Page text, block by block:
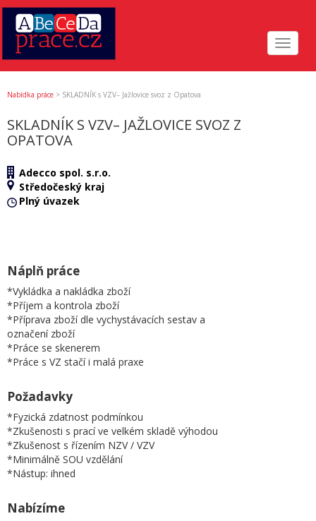
Toggle
Nabídka práce > SKLADNÍK s VZV– Jažlovice svoz z Opatova
SKLADNÍK S VZV– JAŽLOVICE SVOZ Z
OPATOVA
Adecco spol. s.r.o.
Středočeský kraj
Plný úvazek
Náplň práce
*Vykládka a nakládka zboží
*Příjem a kontrola zboží
*Příprava zboží dle vychystávacích sestav a
označení zboží
*Práce se skenerem
*Práce s VZ stačí i malá praxe
Požadavky
*Fyzická zdatnost podmínkou
*Zkušenosti s prací ve velkém skladě výhodou
*Zkušenost s řízením NZV / VZV
*Minimálně SOU vzdělání
*Nástup: ihned
Nabízíme